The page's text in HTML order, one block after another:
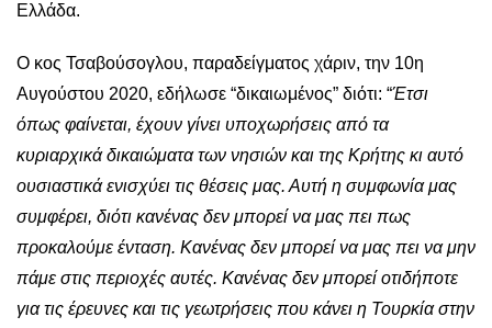
Ελλάδα.
O κος Τσαβούσογλου, παραδείγματος χάριν, την 10η
Αυγούστου 2020, εδήλωσε “δικαιωμένος” διότι: “Έτσι
όπως φαίνεται, έχουν γίνει υποχωρήσεις από τα
κυριαρχικά δικαιώματα των νησιών και της Κρήτης κι αυτό
ουσιαστικά ενισχύει τις θέσεις μας. Αυτή η συμφωνία μας
συμφέρει, διότι κανένας δεν μπορεί να μας πει πως
προκαλούμε ένταση. Kανένας δεν μπορεί να μας πει να μην
πάμε στις περιοχές αυτές. Κανένας δεν μπορεί οτιδήποτε
για τις έρευνες και τις γεωτρήσεις που κάνει η Τουρκία στην